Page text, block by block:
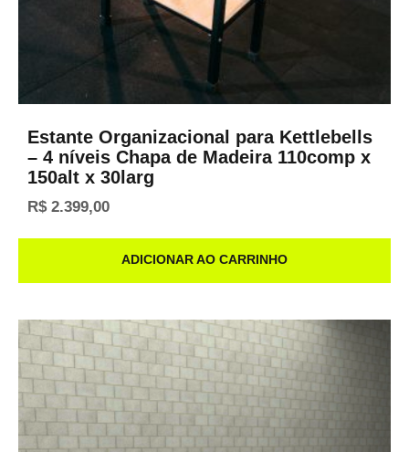
Estante Organizacional para Kettlebells
– 4 níveis Chapa de Madeira 110comp x
150alt x 30larg
R$2.399,00
ADICIONAR AO CARRINHO